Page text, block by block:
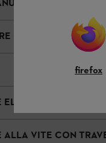
CON LIMITATORE DI
VITE CON
firefox